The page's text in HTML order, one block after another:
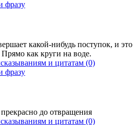
какой-нибудь поступок, и это
Прямо как круги на воде.
(0)
до отвращения
(0)